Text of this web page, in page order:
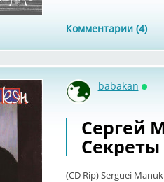
Комментарии (4)
babakan
Сергей
Секреты
(CD Rip) Serguei